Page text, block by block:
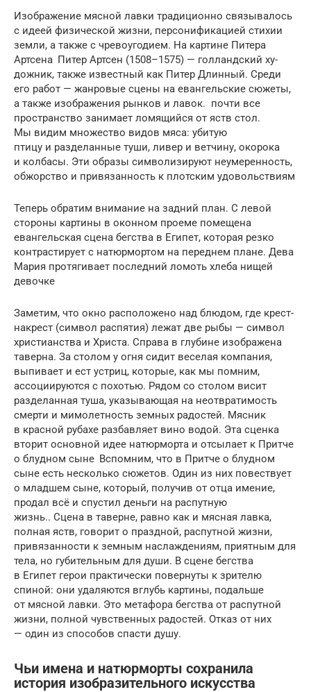
Изображение мясной лавки традиционно связывалось
с идеей физической жизни, персонификацией стихии
земли, а также с чревоугодием. На картине Питера
Артсена Питер Артсен (1508–1575) — голландский ху­
дожник, также известный как Питер Длин­ный. Среди
его работ — жанровые сцены на евангельские сюжеты,
а также изображе­ния рынков и лавок. почти все
пространство занимает ломящийся от яств стол.
Мы видим множество видов мяса: убитую
птицу и разделанные туши, ливер и ветчину, окорока
и колбасы. Эти образы символизируют неумерен­ность,
обжорство и привязанность к плотским удовольствиям
Теперь обратим внимание на задний план. С левой
стороны картины в оконном проеме поме­щена
евангельская сцена бегства в Египет, которая резко
контрастирует с натюрмортом на переднем плане. Дева
Мария протягивает последний ломоть хлеба нищей
девочке
Заметим, что окно расположено над блюдом, где крест-
накрест (символ распятия) лежат две рыбы — символ
христианства и Христа. Справа в глубине изображена
таверна. За столом у огня сидит веселая компа­ния,
выпивает и ест устриц, которые, как мы помним,
ассоциируются с похо­тью. Рядом со столом висит
разделанная туша, указывающая на неотврати­мость
смерти и мимолетность земных радостей. Мясник
в красной рубахе разбавляет вино водой. Эта сценка
вторит основной идее натюрморта и отсы­лает к Притче
о блудном сыне Вспомним, что в Притче о блудном
сыне есть несколько сюжетов. Один из них повествует
о младшем сыне, который, получив от отца имение,
продал всё и спустил деньги на рас­путную
жизнь.. Сцена в таверне, равно как и мясная лавка,
полная яств, говорит о праздной, распутной жизни,
привязанности к зем­ным наслаждениям, приятным для
тела, но губительным для души. В сцене​ бегства
в Египет герои практически повернуты к зрителю
спиной: они уда­ляются вглубь картины, подальше
от мясной лавки. Это метафора бегства от распут­ной
жизни, полной чувственных радостей. Отказ от них
— один из способов спасти душу.
Чьи имена и натюрморты сохранила
история изобразительного искусства